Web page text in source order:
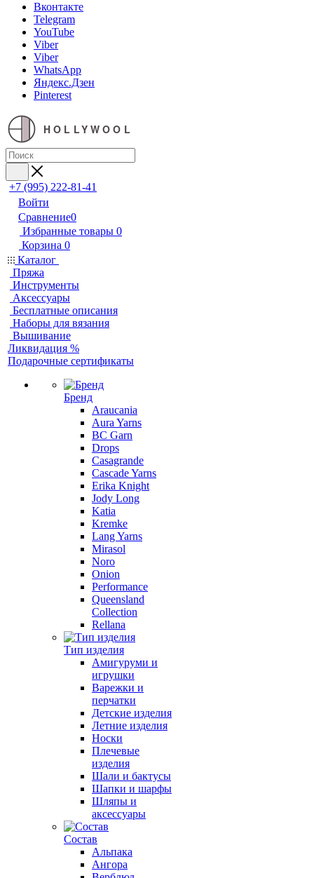
Вконтакте
Telegram
YouTube
Viber
Viber
WhatsApp
Яндекс.Дзен
Pinterest
HOLLYWOOL
+7 (995) 222-81-41
Войти
Сравнение0
Избранные товары 0
Корзина 0
Каталог
Пряжа
Инструменты
Аксессуары
Бесплатные описания
Наборы для вязания
Вышивание
Ликвидация %
Подарочные сертификаты
Бренд
Araucania
Aura Yarns
BC Garn
Drops
Casagrande
Cascade Yarns
Erika Knight
Jody Long
Katia
Kremke
Lang Yarns
Mirasol
Noro
Onion
Performance
Queensland
Collection
Rellana
Тип изделия
Амигуруми и
игрушки
Варежки и
перчатки
Детские изделия
Летние изделия
Носки
Плечевые
изделия
Шали и бактусы
Шапки и шарфы
Шляпы и
аксессуары
Состав
Альпака
Ангора